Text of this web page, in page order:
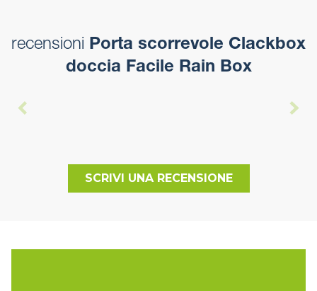
recensioni Porta scorrevole Clackbox
doccia Facile Rain Box
SCRIVI UNA RECENSIONE